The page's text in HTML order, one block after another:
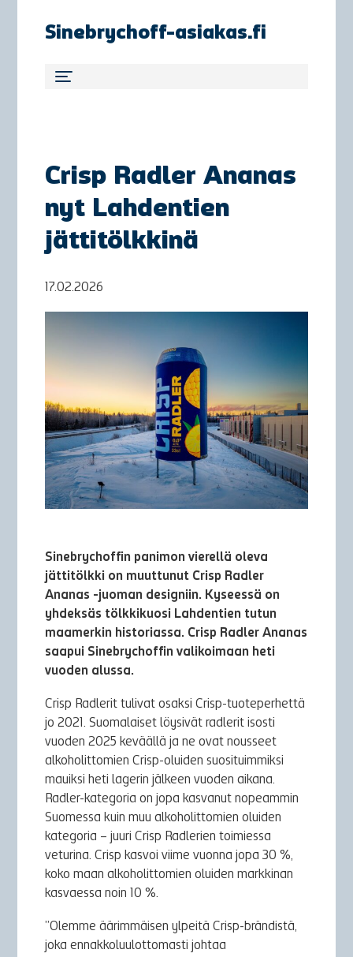
Sinebrychoff-asiakas.fi
Crisp Radler Ananas
nyt Lahdentien
jättitölkkinä
17.02.2026
Sinebrychoffin panimon vierellä oleva
jättitölkki on muuttunut Crisp Radler
Ananas -juoman designiin. Kyseessä on
yhdeksäs tölkkikuosi Lahdentien tutun
maamerkin historiassa. Crisp Radler Ananas
saapui Sinebrychoffin valikoimaan heti
vuoden alussa.
Crisp Radlerit tulivat osaksi Crisp-tuoteperhettä
jo 2021. Suomalaiset löysivät radlerit isosti
vuoden 2025 keväällä ja ne ovat nousseet
alkoholittomien Crisp-oluiden suosituimmiksi
mauiksi heti lagerin jälkeen vuoden aikana.
Radler-kategoria on jopa kasvanut nopeammin
Suomessa kuin muu alkoholittomien oluiden
kategoria – juuri Crisp Radlerien toimiessa
veturina. Crisp kasvoi viime vuonna jopa 30 %,
koko maan alkoholittomien oluiden markkinan
kasvaessa noin 10 %.
”Olemme äärimmäisen ylpeitä Crisp-brändistä,
joka ennakkoluulottomasti johtaa